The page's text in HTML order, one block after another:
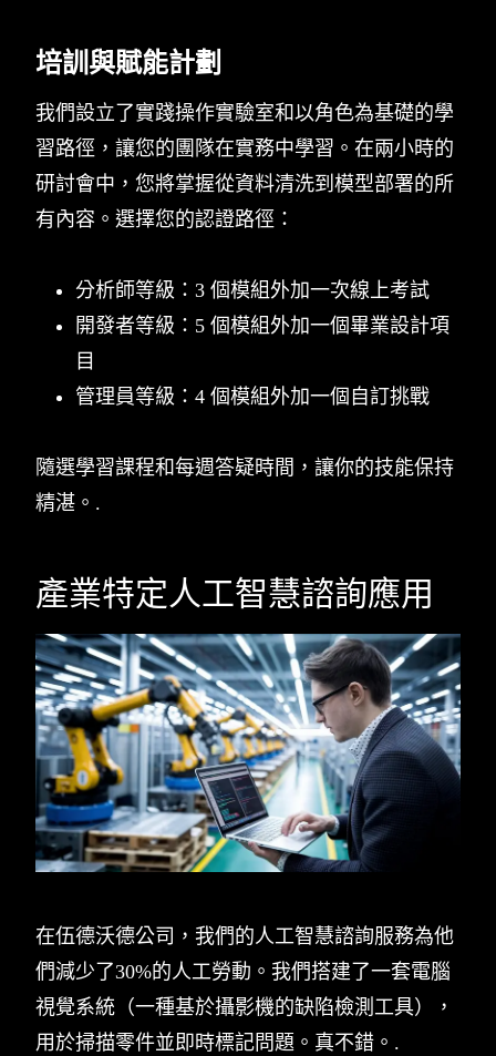
培訓與賦能計劃
我們設立了實踐操作實驗室和以角色為基礎的學
習路徑，讓您的團隊在實務中學習。在兩小時的
研討會中，您將掌握從資料清洗到模型部署的所
有內容。選擇您的認證路徑：
分析師等級：3 個模組外加一次線上考試
開發者等級：5 個模組外加一個畢業設計項
目
管理員等級：4 個模組外加一個自訂挑戰
隨選學習課程和每週答疑時間，讓你的技能保持
精湛。.
產業特定人工智慧諮詢應用
在伍德沃德公司，我們的人工智慧諮詢服務為他
們減少了30%的人工勞動。我們搭建了一套電腦
視覺系統（一種基於攝影機的缺陷檢測工具），
用於掃描零件並即時標記問題。真不錯。.